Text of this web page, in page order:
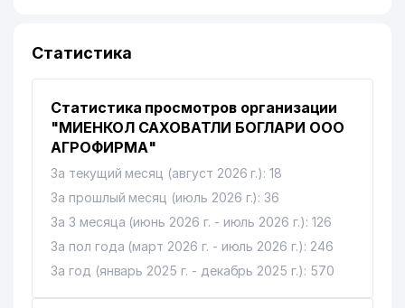
Статистика
Статистика просмотров организации
"МИЕНКОЛ САХОВАТЛИ БОГЛАРИ ООО
АГРОФИРМА"
За текущий месяц (август 2026 г.): 18
За прошлый месяц (июль 2026 г.): 36
За 3 месяца (июнь 2026 г. - июль 2026 г.): 126
За пол года (март 2026 г. - июль 2026 г.): 246
За год (январь 2025 г. - декабрь 2025 г.): 570